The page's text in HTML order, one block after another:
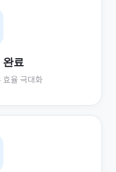
완료
효율 극대화